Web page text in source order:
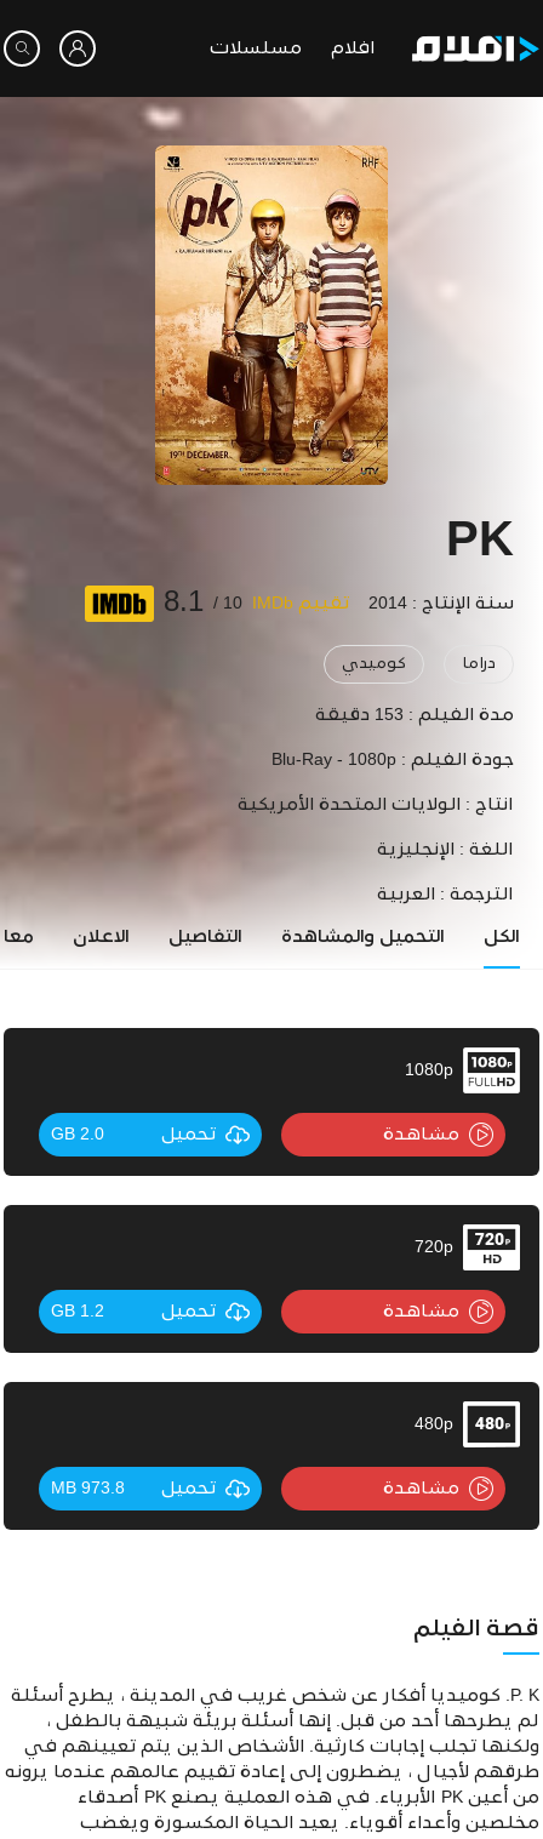
افلام مسلسلات
PK
سنة الإنتاج : 2014 تقييم IMDb 10 /
8.1
دراما كوميدي
مدة الفيلم : 153 دقيقة
جودة الفيلم : Blu-Ray - 1080p
انتاج : الولايات المتحدة الأمريكية
اللغة : الإنجليزية
الترجمة : العربية
الكل التحميل والمشاهدة التفاصيل الاعلان
1080p
مشاهدة تحميل 2.0 GB
720p
مشاهدة تحميل 1.2 GB
480p
مشاهدة تحميل 973.8 MB
قصة الفيلم
P. K. كوميديا أفكار عن شخص غريب في المدينة ، يطرح أسئلة
لم يطرحها أحد من قبل. إنها أسئلة بريئة شبيهة بالطفل ،
ولكنها تجلب إجابات كارثية. الأشخاص الذين يتم تعيينهم في
طرقهم لأجيال ، يضطرون إلى إعادة تقييم عالمهم عندما يرونه
من أعين PK الأبرياء. في هذه العملية يصنع PK أصدقاء
مخلصين وأعداء أقوياء. يعيد الحياة المكسورة ويغضب